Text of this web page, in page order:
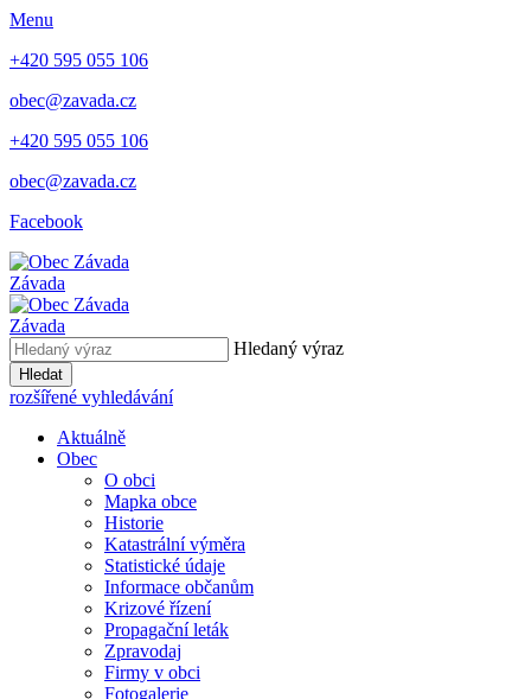
Menu
+420 595 055 106
obec@zavada.cz
+420 595 055 106
obec@zavada.cz
Facebook
Závada
Závada
Hledaný výraz
Hledat
rozšířené vyhledávání
Aktuálně
Obec
O obci
Mapka obce
Historie
Katastrální výměra
Statistické údaje
Informace občanům
Krizové řízení
Propagační leták
Zpravodaj
Firmy v obci
Fotogalerie